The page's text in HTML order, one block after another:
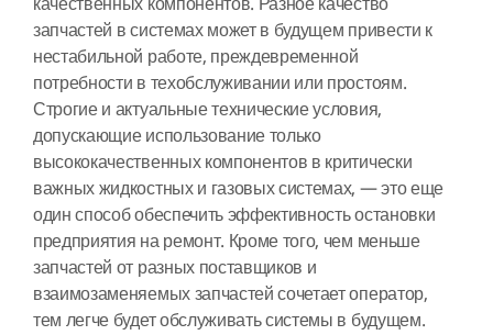
запчастей в системах может в будущем привести к
нестабильной работе, преждевременной
потребности в техобслуживании или простоям.
Строгие и актуальные технические условия,
допускающие использование только
высококачественных компонентов в критически
важных жидкостных и газовых системах, — это еще
один способ обеспечить эффективность остановки
предприятия на ремонт. Кроме того, чем меньше
запчастей от разных поставщиков и
взаимозаменяемых запчастей сочетает оператор,
тем легче будет обслуживать системы в будущем.